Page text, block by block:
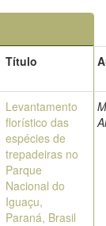
Título
Levantamento
florístico das
espécies de
trepadeiras no
Parque
Nacional do
Iguaçu,
Paraná, Brasil